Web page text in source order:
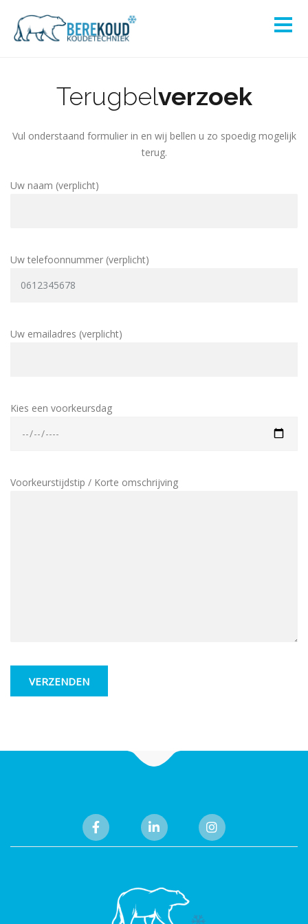
Terugbelverzoek
Vul onderstaand formulier in en wij bellen u zo spoedig mogelijk
terug.
Uw naam (verplicht)
Uw telefoonnummer (verplicht)
Uw emailadres (verplicht)
Kies een voorkeursdag
Voorkeurstijdstip / Korte omschrijving